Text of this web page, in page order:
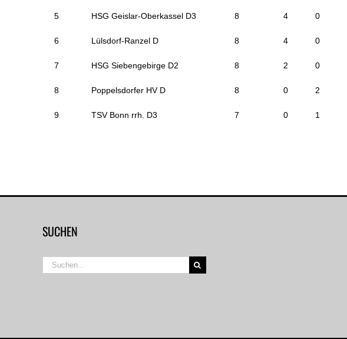
5 HSG Geislar-Oberkassel D3 8 4 0
6 Lülsdorf-Ranzel D 8 4 0
7 HSG Siebengebirge D2 8 2 0
8 Poppelsdorfer HV D 8 0 2
9 TSV Bonn rrh. D3 7 0 1
SUCHEN
Suche
nach: